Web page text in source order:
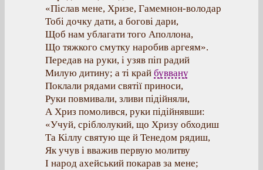
«Післав мене, Хризе, Гамемнон-володар
Тобі дочку дати, а богові дари,
Щоб нам ублагати того Аполлона,
Що тяжкого смутку наробив аргеям».
Передав на руки, і узяв піп радий
Милую дитину; а ті край буввану
Поклали рядами святії приноси,
Руки повмивали, зливи підійняли,
А Хриз помолився, руки підійнявши:
«Учуй, сріблолукий, що Хризу обходиш
Та Кіллу святую ще й Тенедом рядиш,
Як учув і вважив первую молитву
І народ ахейський покарав за мене;